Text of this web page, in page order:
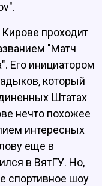
Кирове проходит
"Матч
Его инициатором
который
Штатах
нечто похожее
интересных
еще в
в ВятГУ. Но,
спортивное шоу